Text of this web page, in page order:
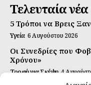
Τελευταία νέα
5 Τρόποι να Βρεις
Υγεία 6 Αυγούστου 2026
Οι Συνεδρίες που
Χρόνου»
Τροφή για Σκέψη 4